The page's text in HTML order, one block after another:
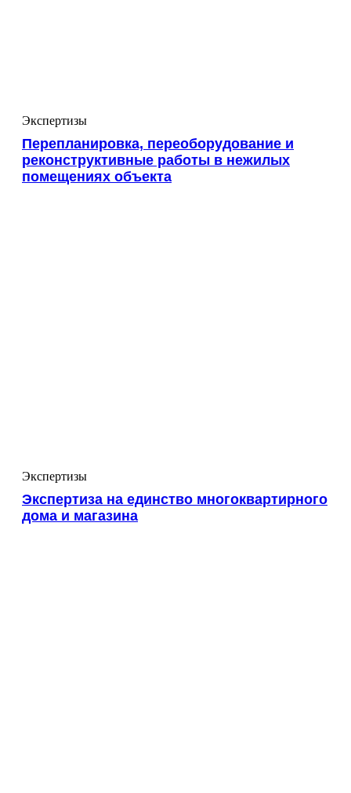
Экспертизы
Перепланировка, переоборудование и
реконструктивные работы в нежилых
помещениях объекта
Экспертизы
Экспертиза на единство многоквартирного
дома и магазина